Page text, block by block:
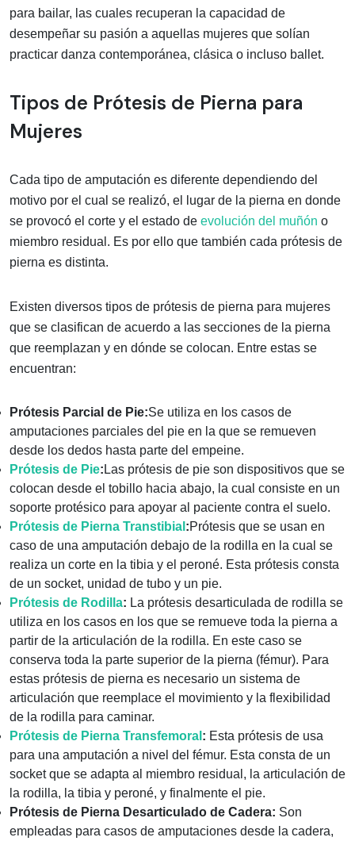
para bailar, las cuales recuperan la capacidad de
desempeñar su pasión a aquellas mujeres que solían
practicar danza contemporánea, clásica o incluso ballet.
Tipos de Prótesis de Pierna para
Mujeres
Cada tipo de amputación es diferente dependiendo del
motivo por el cual se realizó, el lugar de la pierna en donde
se provocó el corte y el estado de evolución del muñón o
miembro residual. Es por ello que también cada prótesis de
pierna es distinta.
Existen diversos tipos de prótesis de pierna para mujeres
que se clasifican de acuerdo a las secciones de la pierna
que reemplazan y en dónde se colocan. Entre estas se
encuentran:
Prótesis Parcial de Pie:Se utiliza en los casos de
amputaciones parciales del pie en la que se remueven
desde los dedos hasta parte del empeine.
Prótesis de Pie: Las prótesis de pie son dispositivos que se
colocan desde el tobillo hacia abajo, la cual consiste en un
soporte protésico para apoyar al paciente contra el suelo.
Prótesis de Pierna Transtibial :Prótesis que se usan en
caso de una amputación debajo de la rodilla en la cual se
realiza un corte en la tibia y el peroné. Esta prótesis consta
de un socket, unidad de tubo y un pie.
Prótesis de Rodilla: La prótesis desarticulada de rodilla se
utiliza en los casos en los que se remueve toda la pierna a
partir de la articulación de la rodilla. En este caso se
conserva toda la parte superior de la pierna (fémur). Para
estas prótesis de pierna es necesario un sistema de
articulación que reemplace el movimiento y la flexibilidad
de la rodilla para caminar.
Prótesis de Pierna Transfemoral : Esta prótesis de usa
para una amputación a nivel del fémur. Esta consta de un
socket que se adapta al miembro residual, la articulación de
la rodilla, la tibia y peroné, y finalmente el pie.
Prótesis de Pierna Desarticulado de Cadera: Son
empleadas para casos de amputaciones desde la cadera,